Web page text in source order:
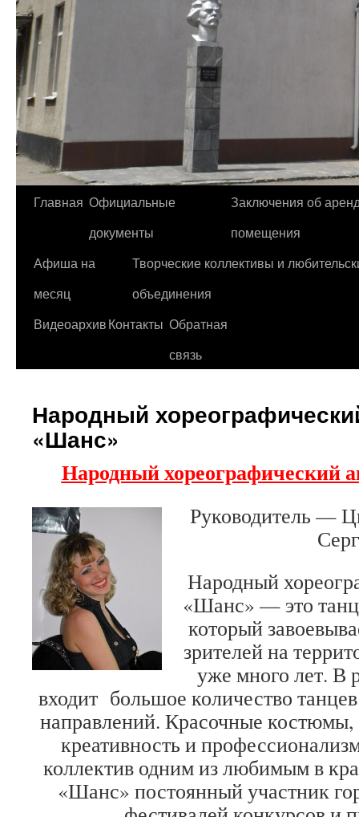
Перейти
содержимому
Главная Официальные
документы
Заключения об
помещения
Афиша на
месяц
Творческие коллективы и
объединения
ВидеоархивКонтакты Обратная
связь
Народный
«Шанс»
Народный хореографический
Руководитель —
Народный
«Шанс» — это
который
зрителей на
уже много лет. В
входит большое количество
направлений. Красочные
креативность и
коллектив одним из любимым в
«Шанс» постоянный участник